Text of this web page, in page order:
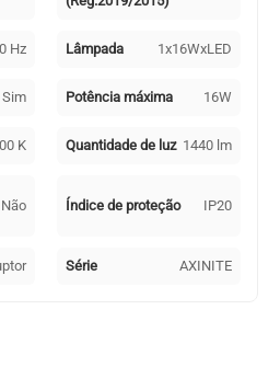
Hz Lâmpada 1x16WxLED
Sim Potência máxima 16W
K Quantidade de luz 1440 lm
Não Índice de proteção IP20
Série AXINITE